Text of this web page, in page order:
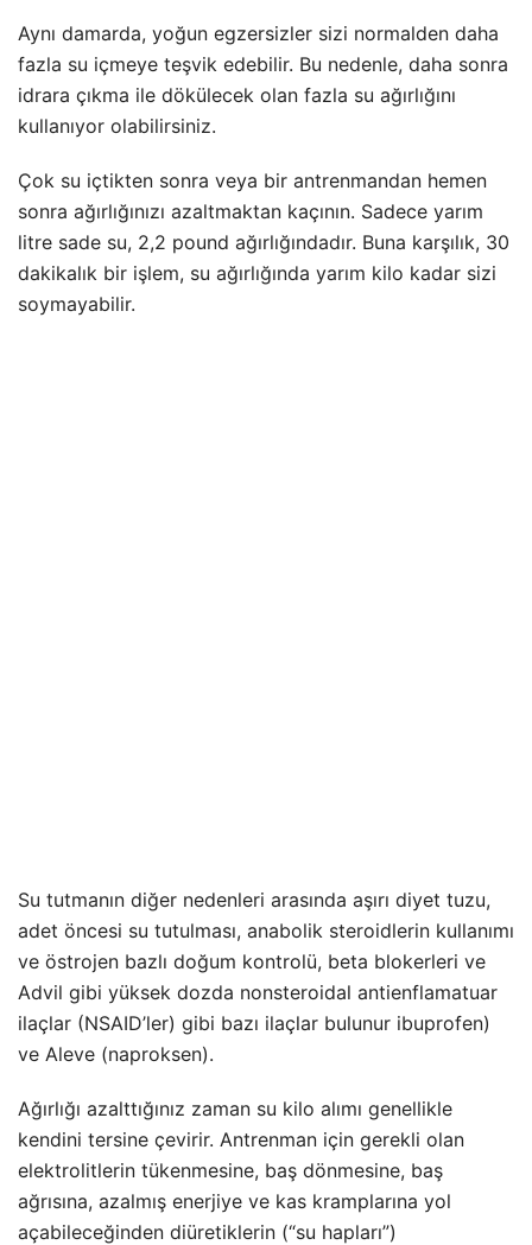
Aynı damarda, yoğun egzersizler sizi normalden daha
fazla su içmeye teşvik edebilir. Bu nedenle, daha sonra
idrara çıkma ile dökülecek olan fazla su ağırlığını
kullanıyor olabilirsiniz.
Çok su içtikten sonra veya bir antrenmandan hemen
sonra ağırlığınızı azaltmaktan kaçının. Sadece yarım
litre sade su, 2,2 pound ağırlığındadır. Buna karşılık, 30
dakikalık bir işlem, su ağırlığında yarım kilo kadar sizi
soymayabilir.
Su tutmanın diğer nedenleri arasında aşırı diyet tuzu,
adet öncesi su tutulması, anabolik steroidlerin kullanımı
ve östrojen bazlı doğum kontrolü, beta blokerleri ve
Advil gibi yüksek dozda nonsteroidal antienflamatuar
ilaçlar (NSAID’ler) gibi bazı ilaçlar bulunur ibuprofen)
ve Aleve (naproksen).
Ağırlığı azalttığınız zaman su kilo alımı genellikle
kendini tersine çevirir. Antrenman için gerekli olan
elektrolitlerin tükenmesine, baş dönmesine, baş
ağrısına, azalmış enerjiye ve kas kramplarına yol
açabileceğinden diüretiklerin (“su hapları”)